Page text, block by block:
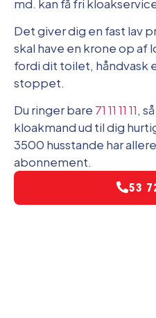
md. kan få fri
Det giver dig en fast lav
skal have en krone op af
fordi dit toilet, håndvask
stoppet.
Du ringer bare 71 11 11 11,
kloakmand ud til dig
3500 husstande har
abonnement.
53